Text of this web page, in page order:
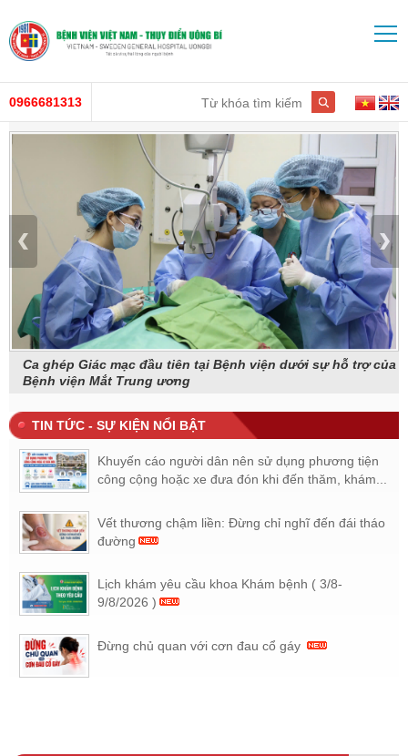
0966681313
Ca ghép Giác mạc đầu tiên tại Bệnh viện dưới sự hỗ trợ của
Bệnh viện Mắt Trung ương
TIN TỨC - SỰ KIỆN NỔI BẬT
Khuyến cáo người dân nên sử dụng phương tiện
công cộng hoặc xe đưa đón khi đến thăm, khám...
Vết thương chậm liền: Đừng chỉ nghĩ đến đái tháo
đường
Lịch khám yêu cầu khoa Khám bệnh ( 3/8-
9/8/2026 )
Đừng chủ quan với cơn đau cổ gáy